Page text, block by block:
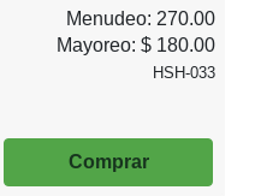
Menudeo: 270.00
Mayoreo: $ 180.00
HSH-033
Comprar